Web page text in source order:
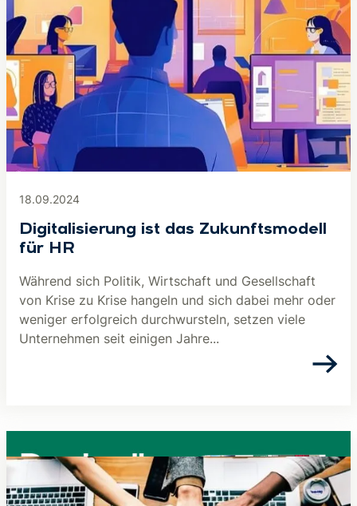
18.09.2024
Digitalisierung ist das Zukunftsmodell
für HR
Während sich Politik, Wirtschaft und Gesellschaft
von Krise zu Krise hangeln und sich dabei mehr oder
weniger erfolgreich durchwursteln, setzen viele
Unternehmen seit einigen Jahre...